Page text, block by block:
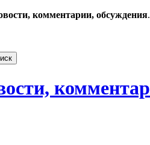
комментарии, обсуждения.